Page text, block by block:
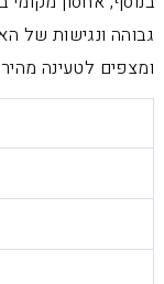
גבוהה ונגישות של
ומצפים לטעינה